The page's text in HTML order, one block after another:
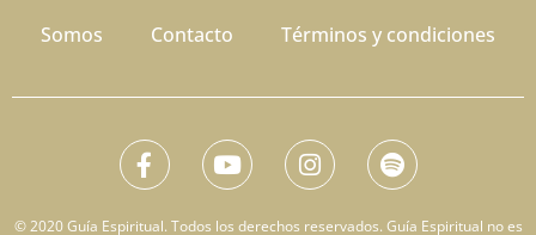
Somos Contacto Términos y condiciones
© 2020 Guía Espiritual. Todos los derechos reservados. Guía Espiritual no es